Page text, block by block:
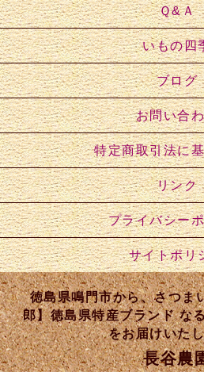
Ｑ&Ａ
いもの四
ブログ
お問い合
特定商取引法に
リンク
プライバシー
サイトポリ
徳島県鳴門市から、さつま
郎】徳島県特産ブランド な
をお届けいた
長谷農